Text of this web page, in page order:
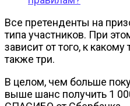
Все претенденты на
типа участников. При
зависит от того, к
также три.
В целом, чем больше
выше шанс получить 1